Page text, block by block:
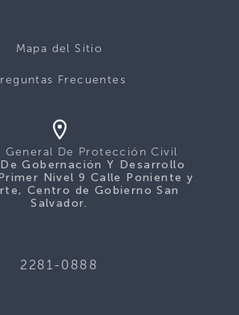
Mapa del Sitio
Frecuentes
General De Protección Civil
Gobernación Y Desarrollo
Nivel 9 Calle Poniente y
Centro de Gobierno San
Salvador.
2281-0888